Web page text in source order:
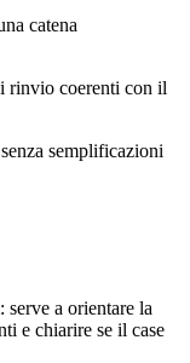
catena
rinvio coerenti con il
semplificazioni
a orientare la
e chiarire se il case